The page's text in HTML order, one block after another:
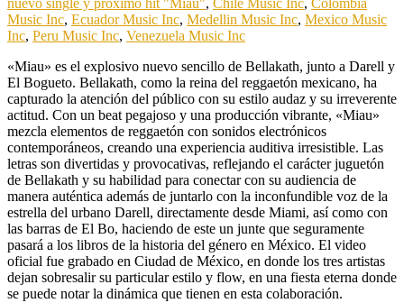
nuevo single y próximo hit "Miau", Chile Music Inc, Colombia
Music Inc, Ecuador Music Inc, Medellin Music Inc, Mexico Music
Inc, Peru Music Inc, Venezuela Music Inc
«Miau» es el explosivo nuevo sencillo de Bellakath, junto a Darell y
El Bogueto. Bellakath, como la reina del reggaetón mexicano, ha
capturado la atención del público con su estilo audaz y su irreverente
actitud. Con un beat pegajoso y una producción vibrante, «Miau»
mezcla elementos de reggaetón con sonidos electrónicos
contemporáneos, creando una experiencia auditiva irresistible. Las
letras son divertidas y provocativas, reflejando el carácter juguetón
de Bellakath y su habilidad para conectar con su audiencia de
manera auténtica además de juntarlo con la inconfundible voz de la
estrella del urbano Darell, directamente desde Miami, así como con
las barras de El Bo, haciendo de este un junte que seguramente
pasará a los libros de la historia del género en México. El video
oficial fue grabado en Ciudad de México, en donde los tres artistas
dejan sobresalir su particular estilo y flow, en una fiesta eterna donde
se puede notar la dinámica que tienen en esta colaboración.